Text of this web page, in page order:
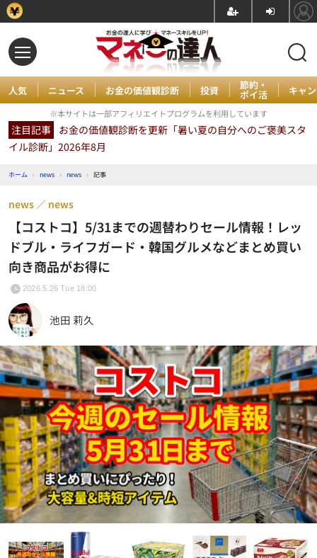
人気 ニュース お金の価値観診断 投資 節約・
ポイ活 キャ
※本サイトは一部アフィリエイトプログラムを利用しています
注目記事 お金の価値観診断を更新「暑い夏の自分へのご褒美スタ
イル診断」2026年8月
ホーム › news › news › 記事
【コストコ】5/31までの週替わりセール情報！レッ
ドブル・ライフガード・韓国グルメなどまとめ買い
向き商品がお得に
news news
2026.5.26 Tue 18:00
池田 莉久